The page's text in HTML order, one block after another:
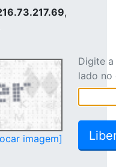
,
imagem]
Digite
lado no